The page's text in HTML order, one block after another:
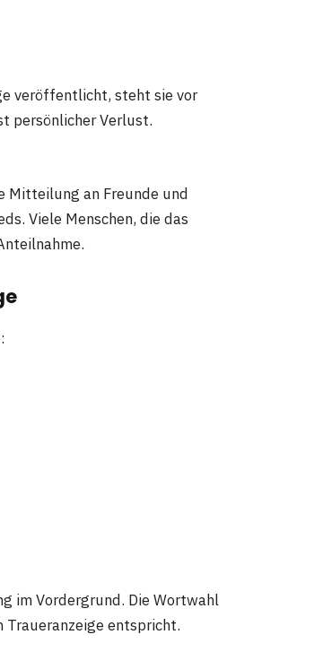
veröffentlicht, steht sie vor
persönlicher Verlust.
Mitteilung an Freunde und
Viele Menschen, die das
im Vordergrund. Die Wortwahl
Traueranzeige entspricht.